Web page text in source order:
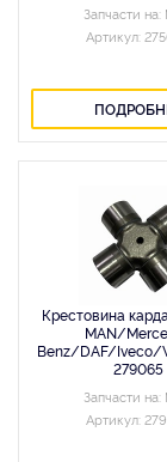
Запчасти на:
Артикул:
Крестовина
MAN/
Benz/DAF/Iveco/
279065
Запчасти на:
Артикул: